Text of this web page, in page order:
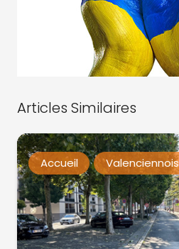
Articles Similaires
Accueil Valenciennois